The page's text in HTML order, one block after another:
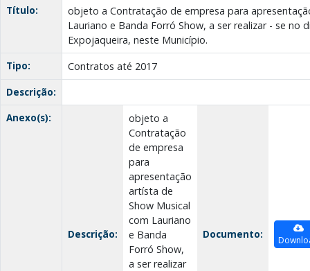
Título:
objeto a Contratação de empresa para
Lauriano e Banda Forró Show, a ser realizar - se no
Expojaqueira, neste Município.
Tipo:
Contratos até 2017
Descrição:
Anexo(s):
Descrição:
objeto a
Contratação
de empresa
para
apresentação
artísta de
Show Musical
com Lauriano
e Banda
Forró Show,
a ser realizar
Documento: